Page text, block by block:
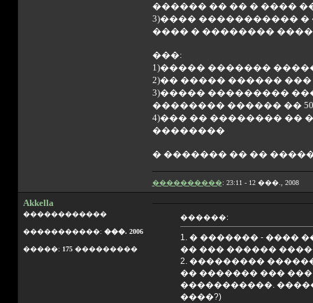
������ �� �� � ����
3)���� �����������
���� � ��������
���:
1)����� �������
2)�� ����� ������
3)����� ���������
�������� ������ ��
4)��� �� �������� ��
��������
� ������� �� ��
����������: 23:11 - 12 ���., 2008
Akkella
������������
�����������: ���. 2006
�����: 175���������
������:
1. � ������� - ����
�� ��� ������
2. ���������
�� ������� ���
�����������.
����?)